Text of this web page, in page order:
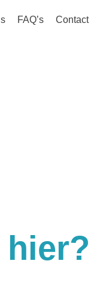
FAQ’s Contact
hier?